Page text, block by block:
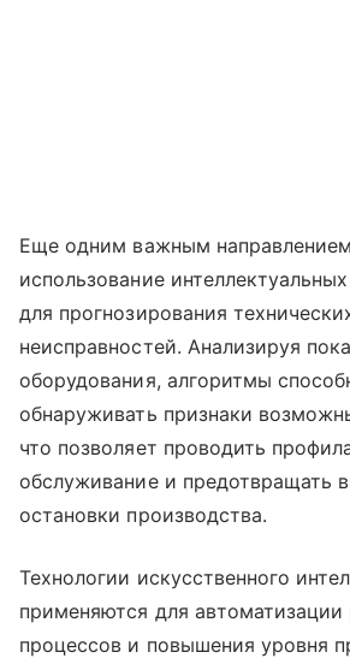
Еще одним важным
использование
для прогнозирования
неисправностей. Анализируя
оборудования, алгоритмы
обнаруживать признаки
что позволяет проводить
обслуживание и предотвращать
остановки производства.
Технологии искусственного
применяются для автоматизации
процессов и повышения уровня